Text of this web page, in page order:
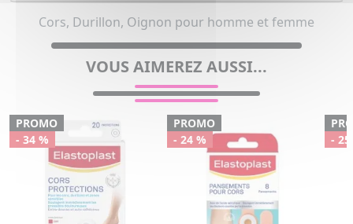
Cors, Durillon, Oignon pour homme et femme
VOUS AIMEREZ AUSSI...
PROMO
- 34 %
PROMO
- 24 %
-